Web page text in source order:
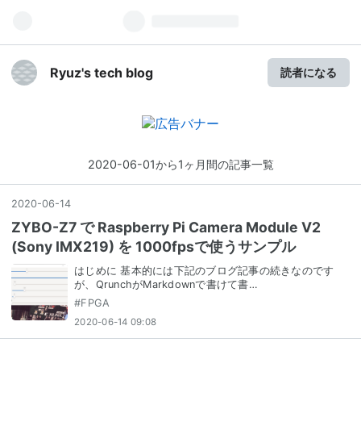
Ryuz's tech blog 読者になる
2020-06-01から1ヶ月間の記事一覧
2020-06-14
ZYBO-Z7 で Raspberry Pi Camera Module V2
(Sony IMX219) を 1000fpsで使うサンプル
はじめに 基本的には下記のブログ記事の続きなのです
が、QrunchがMarkdownで書けて書…
#FPGA
2020-06-14 09:08